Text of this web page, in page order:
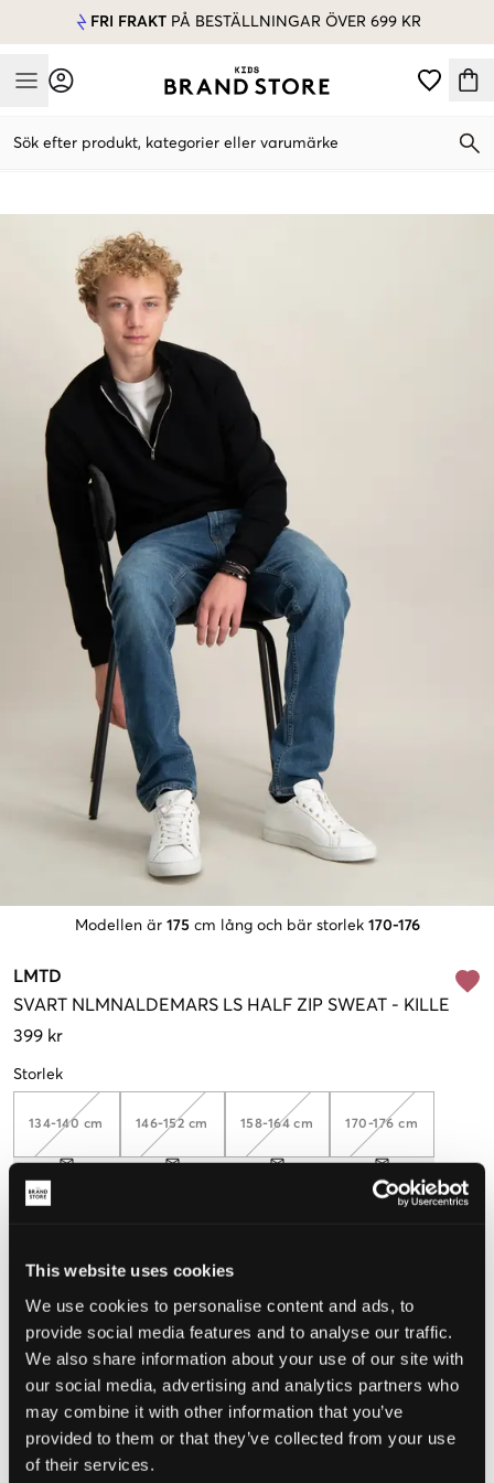
This website uses cookies
We use cookies to personalise content and ads, to
provide social media features and to analyse our traffic.
We also share information about your use of our site with
our social media, advertising and analytics partners who
may combine it with other information that you’ve
provided to them or that they’ve collected from your use
of their services.
FRI FRAKT PÅ BESTÄLLNINGAR ÖVER 699 KR
Mobile Menu
Sök efter produkt, kategorier eller varumärke
Modellen är 175 cm lång och bär storlek 170-176
LMTD
SVART NLMNALDEMARS LS HALF ZIP SWEAT - KILLE
399 kr
Storlek
134-140 cm 146-152 cm 158-164 cm 170-176 cm
Liten Perfekt
STORLEKSGUIDE
VÄLJ STORLEK
Fri fraktpå beställningar över 699 kr
Öppet köp i 60 dagar